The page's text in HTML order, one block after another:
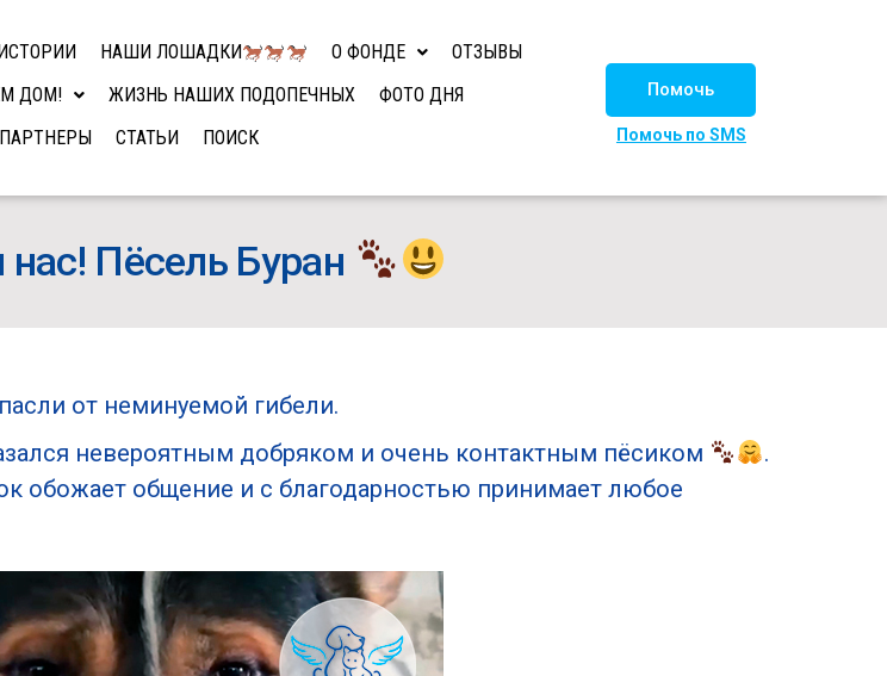
НАШИ ЛОШАДКИ О ФОНДЕ
ОТЗЫВЫ
ДОМ! ЖИЗНЬ НАШИХ ПОДОПЕЧНЫХ
ФОТО ДНЯ
СТАТЬИ ПОИСК
Помочь
Помочь по SMS
Пёсель Буран
от неминуемой гибели.
невероятным добряком и очень контактным пёсиком
.
обожает общение и с благодарностью принимает любое